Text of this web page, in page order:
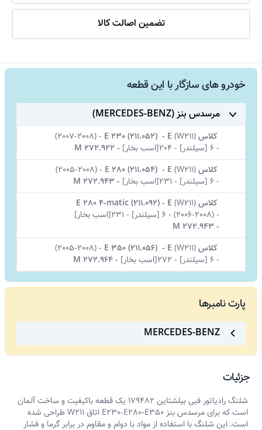
تضمین اصالت کالا
خودرو های سازگار با این قطعه
مرسدس بنز (MERCEDES-BENZ)
کلاس E (W211)
-
E 230 (211.052)
-
(2007-2008)
-6 [سیلندر] -204[اسب بخار] -
M 272.922
کلاس E
(W211)
-
E 280 (211.054)
-
(2005-2008)
-6 [سیلندر] -231[اسب بخار] -
M 272.943
کلاس E
(W211)
-
E 280 4-matic (211.092)
-
(2006-2008)
-6 [سیلندر] -231[اسب بخار]
-
M 272.943
کلاس E
(W211)
-
E 350 (211.056)
-
(2005-2008)
-6 [سیلندر] - 272[اسب بخار] -
M 272.964
پارت نامبرها
MERCEDES-BENZ
جزئیات
شلنگ رادیاتور فبی بیلشتاین 179482 یک قطعه باکیفیت و ساخت آلمان
است که برای مرسدس بنز E230-E280-E350 اتاق W211 طراحی شده
است. این شلنگ با استفاده از مواد با دوام و مقاوم در برابر گرما و فشار